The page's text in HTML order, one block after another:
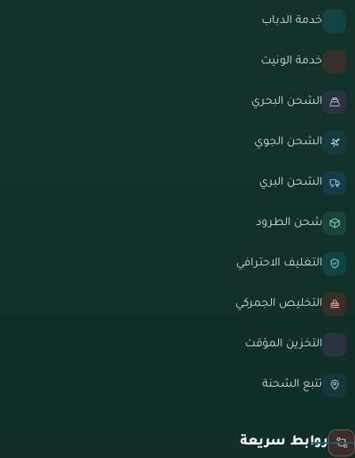
خدمة الدباب
خدمة الونيت
الشحن البحري
الشحن الجوي
الشحن البري
شحن الطرود
التغليف الاحترافي
التخليص الجمركي
التخزين المؤقت
تتبع الشحنة
روابط سريعة